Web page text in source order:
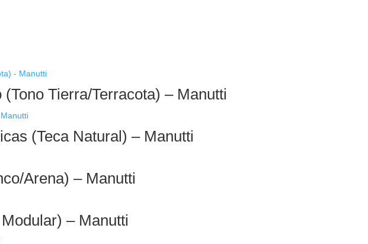
Tierra/Terracota) – Manutti
(Teca Natural) – Manutti
Arena) – Manutti
– Manutti